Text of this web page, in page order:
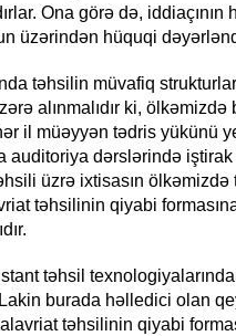
Ona görə də,
üzərindən hüquqi
təhsilin müvafiq
alınmalıdır ki,
il müəyyən tədris yükünü
dərslərində
üzrə ixtisasın
təhsilinin qiyabi
təhsil
burada həlledici olan
təhsilinin qiyabi